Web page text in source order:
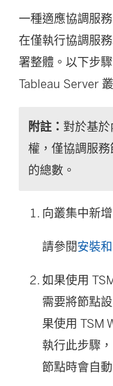
一種適應協調服
在僅執行協調服
署整體。以下步
Tableau Server
附註： 對於基
權，僅協調服
的總數。
向叢集中新
請參閱安裝
如果使用
需要將節點
果使用 TSM
執行此步驟
節點時會自